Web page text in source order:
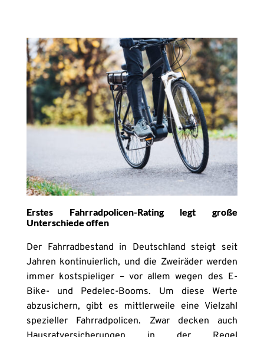
Erstes Fahrradpolicen-Rating legt große
Unterschiede offen
Der Fahrradbestand in Deutschland steigt seit
Jahren kontinuierlich, und die Zweiräder werden
immer kostspieliger – vor allem wegen des E-
Bike- und Pedelec-Booms. Um diese Werte
abzusichern, gibt es mittlerweile eine Vielzahl
spezieller Fahrradpolicen. Zwar decken auch